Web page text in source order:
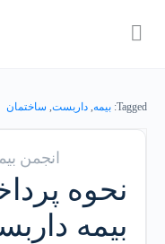
Tagged: بیمه, داربست, ساختمان
انجمن
نحوه
بیمه